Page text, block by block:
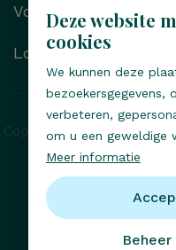
Deze website
cookies
We kunnen deze
bezoekersgegevens,
verbeteren,
om u een geweldige
Meer informatie
Voor/na foto’s
Locaties
Copyright © Transhair